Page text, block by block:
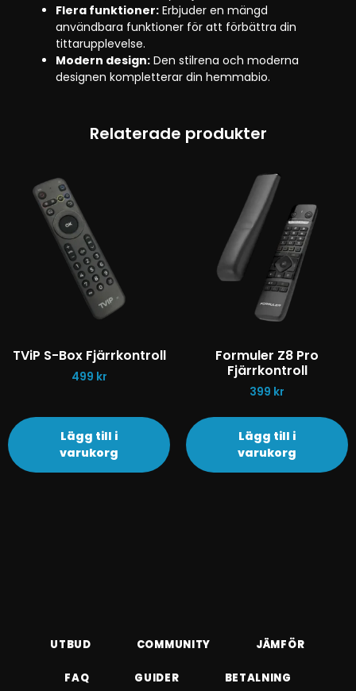
Flera funktioner: Erbjuder en mängd
användbara funktioner för att förbättra din
tittarupplevelse.
Modern design: Den stilrena och moderna
designen kompletterar din hemmabio.
Relaterade produkter
TViP S-Box Fjärrkontroll
499 kr
Lägg till i
varukorg
Formuler Z8 Pro
Fjärrkontroll
399 kr
Lägg till i
varukorg
UTBUD COMMUNITY JÄMFÖR
FAQ GUIDER BETALNING